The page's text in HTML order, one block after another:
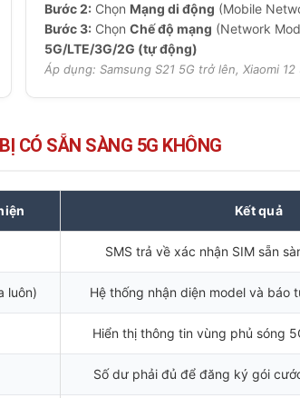
Bước 2:Chọn Mạng di động (Mobile
Bước 3:Chọn Chế độ mạng (Network
5G/LTE/3G/2G (tự động)
Áp dụng: Samsung S21 5G trở lên, Xiaomi 12
CÓ SẴN SÀNG 5G KHÔNG
Kết quả
SMS trả về xác nhận SIM sẵn
luôn) Hệ thống nhận diện model và báo
Hiển thị thông tin vùng phủ sóng
Số dư phải đủ để đăng ký gói